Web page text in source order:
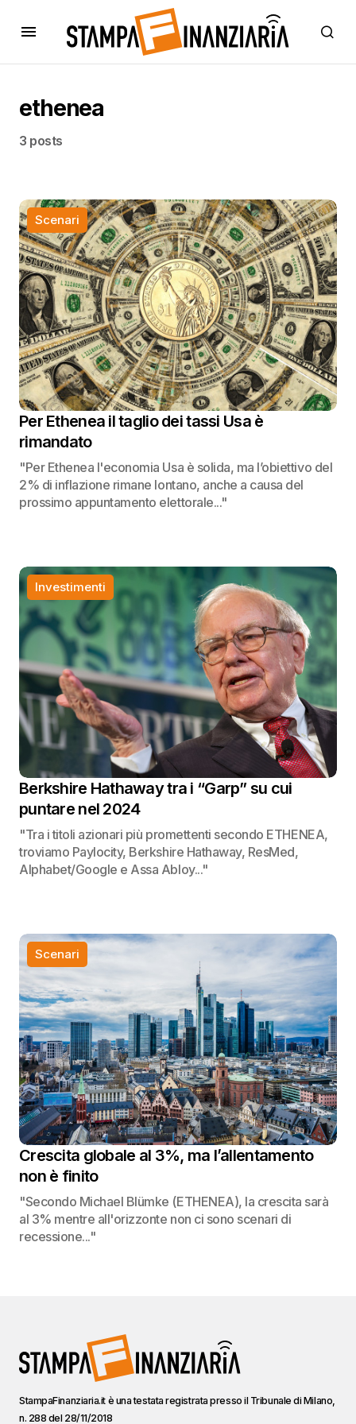
ethenea
3 posts
Scenari
Per Ethenea il taglio dei tassi Usa è
rimandato
"Per Ethenea l'economia Usa è solida, ma l’obiettivo del
2% di inflazione rimane lontano, anche a causa del
prossimo appuntamento elettorale..."
Investimenti
Berkshire Hathaway tra i “Garp” su cui
puntare nel 2024
"Tra i titoli azionari più promettenti secondo ETHENEA,
troviamo Paylocity, Berkshire Hathaway, ResMed,
Alphabet/Google e Assa Abloy..."
Scenari
Crescita globale al 3%, ma l’allentamento
non è finito
"Secondo Michael Blümke (ETHENEA), la crescita sarà
al 3% mentre all'orizzonte non ci sono scenari di
recessione..."
StampaFinanziaria.it è una testata registrata presso il Tribunale di Milano,
n. 288 del 28/11/2018